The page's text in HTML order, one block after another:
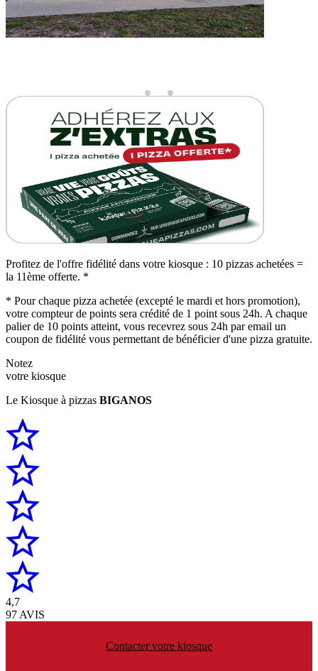
Profitez de l'offre fidélité dans votre kiosque : 10 pizzas achetées =
la 11ème offerte. *
* Pour chaque pizza achetée (excepté le mardi et hors promotion),
votre compteur de points sera crédité de 1 point sous 24h. A chaque
palier de 10 points atteint, vous recevrez sous 24h par email un
coupon de fidélité vous permettant de bénéficier d'une pizza gratuite.
Notez
votre kiosque
Le Kiosque à pizzas BIGANOS
4,7
97 AVIS
Contacter votre kiosque